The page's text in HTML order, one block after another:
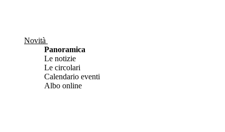
Novità
Panoramica
Le notizie
Le circolari
Calendario eventi
Albo online